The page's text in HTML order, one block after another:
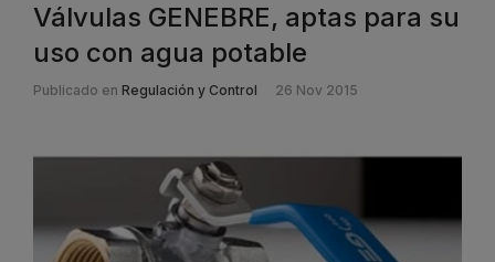
Válvulas GENEBRE, aptas para su
uso con agua potable
Publicado en Regulación y Control 26 Nov 2015